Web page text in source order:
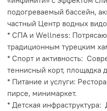
подогреваемый бассейн,
частный Центр водных
* СПА и Wellness:
традиционным турецким
* Спорт и активность:
теннисный корт, площадка
* Питание и услуги:
пирсе, минимаркет.
* Детская инфраструктура: